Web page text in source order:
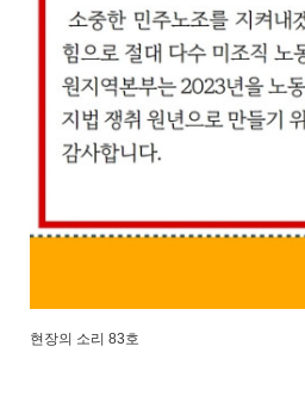
현장의 소리 83호